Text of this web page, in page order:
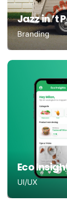
Jazz in ’t
Branding
Eco
UI/UX